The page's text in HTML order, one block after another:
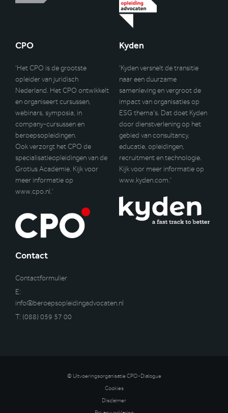
CPO
‘Het CPO is de grootste
opleider van juridisch
Nederland. Het CPO ontwikkelt
en organiseert cursussen,
webinars, symposia, in
company-cursussen en
beroepsopleidingen.
Ook verzorgt het CPO de
specialisatieopleidingen van de
Grotius Academie. Kijk voor
meer informatie op
www.cpo.nl.’
Kyden
‘Kyden versnelt de transitie
naar een duurzame
samenleving en vergroot de
impact van organisaties op
ESG thema’s. Dat doet Kyden
door dienstverlening op het
gebied van consultancy,
educatie, opleidingen,
recruitment en technologie.
Kijk voor meer informatie op
www.kyden.com.’
Contact
Contactformulier
E:
info@beroepsopleidingadvocaten.nl
T: (088) 059 57 00
© Uitvoeringsorganisatie CPO-Dialogue
Cookies
Disclaimer